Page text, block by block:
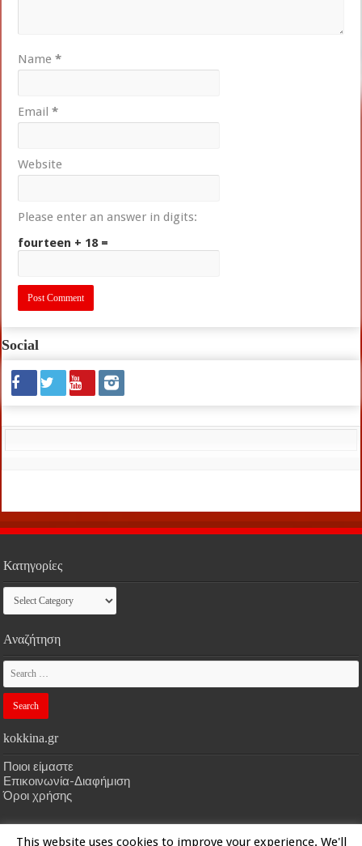
Name*
Email*
Website
Please enter an answer in digits:
fourteen + 18 =
Social
Κατηγορίες
Κατηγορίες
Αναζήτηση
kokkina.gr
Ποιοι είμαστε
Επικοινωνία-Διαφήμιση
Όροι χρήσης
This website uses cookies to improve your experience. We'll